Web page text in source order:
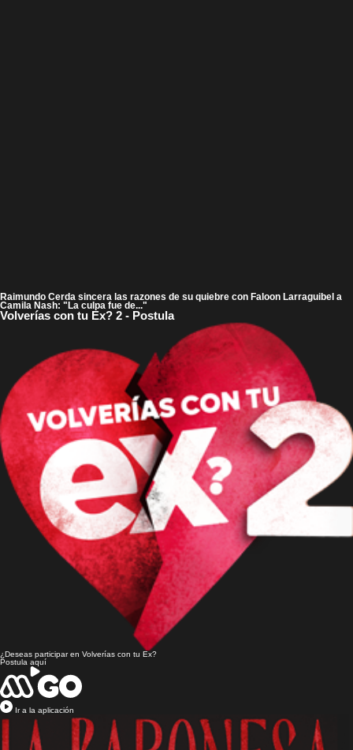
Raimundo Cerda sincera las razones de su quiebre con Faloon Larraguibel a
Camila Nash: "La culpa fue de..."
Volverías con tu Ex? 2 - Postula
¿Deseas participar en Volverías con tu Ex?
Postula aquí
Ir a la aplicación